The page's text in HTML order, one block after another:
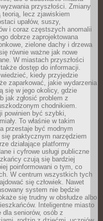
przyszłości. Zmiany
teorią, lecz zjawiskiem
upałów, suszy,
i coraz częstszych anomalii
dobrze zaprojektowana
zielone dachy i drzewa
równie ważne jak nowe
W miastach przyszłości
dostęp do informacji.
kiedy przyjedzie
zaparkować, jakie wydarzenia
się w jego okolicy, gdzie
jak zgłosić problem z
chodnikiem.
powinien być szybki,
To właśnie w takim
przestaje być modnym
praktycznym narzędziem
działające platformy
i cyfrowe usługi publiczne
czują się bardziej
poinformowani o tym, co
W centrum wszystkich tych
się człowiek. Nawet
system nie będzie
się trudny w obsłudze albo
Inteligentne miasto
seniorów, osób z